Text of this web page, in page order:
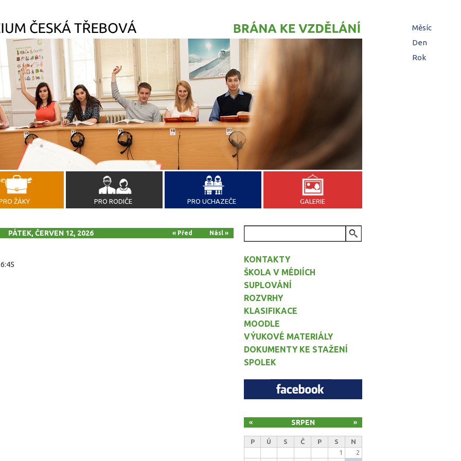
ŽÁKY PRO RODIČE PRO UCHAZEČE GALERIE
PÁTEK, ČERVEN 12, 2026 « Před Násl »
KONTAKTY
ŠKOLA V MÉDIÍCH
SUPLOVÁNÍ
ROZVRHY
KLASIFIKACE
MOODLE
VÝUKOVÉ MATERIÁLY
DOKUMENTY KE STAŽENÍ
SPOLEK
SRPEN
« »
P Ú S Č P S
N
1
2
Měsíc
Den(aktivní
Rok